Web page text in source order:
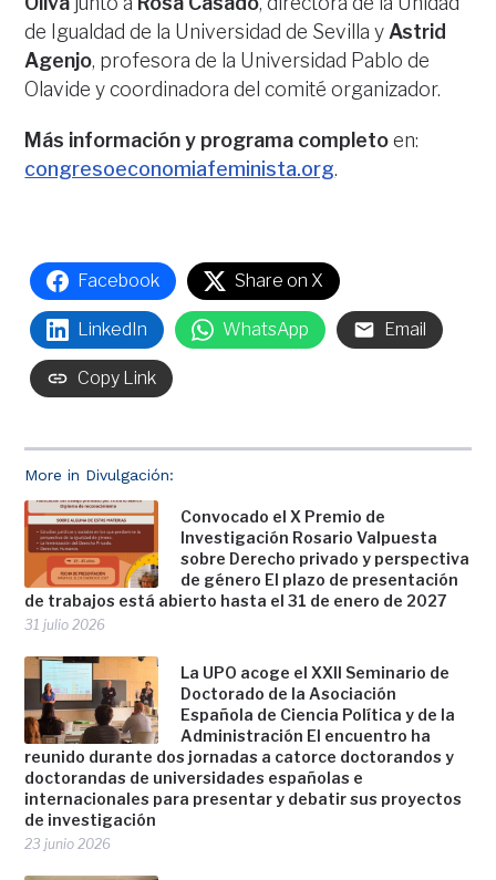
More in Divulgación:
Convocado el X Premio de
Investigación Rosario Valpuesta
sobre Derecho privado y perspectiva
de género El plazo de presentación
de trabajos está abierto hasta el 31 de enero de 2027
31 julio 2026
La UPO acoge el XXII Seminario de
Doctorado de la Asociación
Española de Ciencia Política y de la
Administración El encuentro ha
reunido durante dos jornadas a catorce doctorandos y
doctorandas de universidades españolas e
internacionales para presentar y debatir sus proyectos
de investigación
23 junio 2026
de Igualdad de la Universidad de Sevilla y Astrid
Agenjo, profesora de la Universidad Pablo de
Olavide y coordinadora del comité organizador.
Más información y programa completoen:
congresoeconomiafeminista.org.
Facebook Share on X
LinkedIn WhatsApp Email
Copy Link